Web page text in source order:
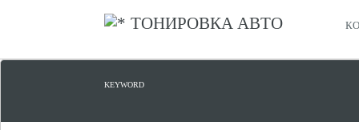
ТОНИРОВКА АВТО
KEYWORD